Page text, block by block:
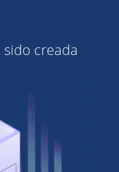
creada